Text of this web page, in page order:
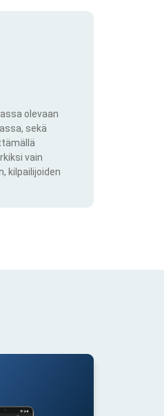
olevaan
sekä
vain
kilpailijoiden